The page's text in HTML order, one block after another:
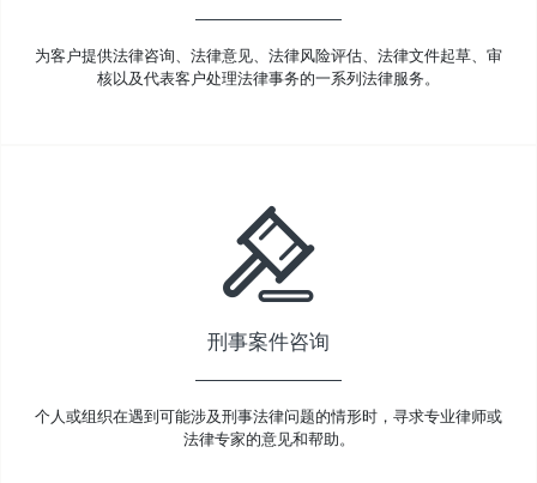
为客户提供法律咨询、法律意见、法律风险评估、法律文件起草、审
核以及代表客户处理法律事务的一系列法律服务。
刑事案件咨询
个人或组织在遇到可能涉及刑事法律问题的情形时，寻求专业律师或
法律专家的意见和帮助。